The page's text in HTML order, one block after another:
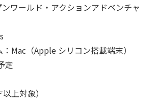
ワールド・アクションアドベンチャ
Mac（Apple シリコン搭載端末）
定
上対象）